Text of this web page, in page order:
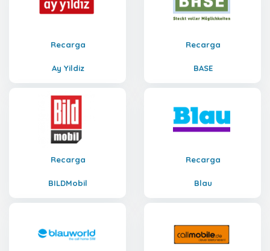
Recarga
Ay Yildiz
Recarga
BASE
Recarga
BILDMobil
Recarga
Blau